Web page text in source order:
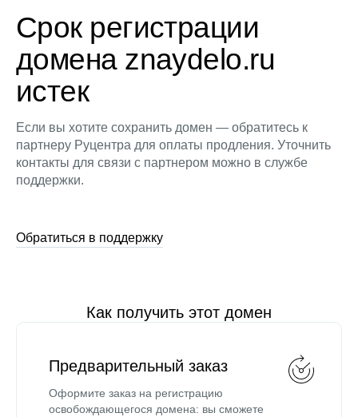
Срок регистрации
домена znaydelo.ru
истек
Если вы хотите сохранить домен — обратитесь к
партнеру Руцентра для оплаты продления. Уточнить
контакты для связи с партнером можно в службе
поддержки.
Обратиться в поддержку
Как получить этот домен
Предварительный заказ
Оформите заказ на регистрацию
освобождающегося домена: вы сможете